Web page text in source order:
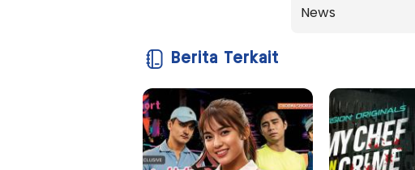
News
Berita Terkait